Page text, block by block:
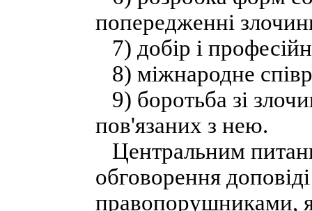
попередженні
7) добір і
8) міжнародне
9) боротьба зі
пов'язаних з нею.
Центральним
обговорення
правопорушниками,